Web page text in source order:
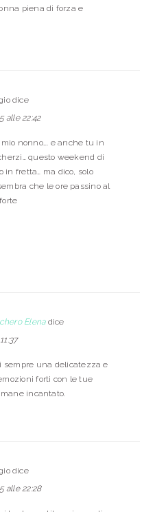
piena di forza e
dice
alle 22:42
nonno…. e anche tu in
questo weekend di
in fretta… ma dico, solo
che le ore passino al
Elena dice
sempre una delicatezza e
forti con le tue
incantato.
dice
alle 22:28